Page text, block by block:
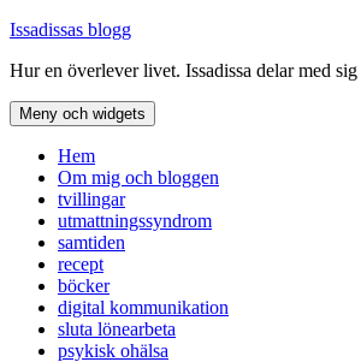
Hoppa
innehåll
Issadissas blogg
Hur en överlever livet. Issadissa delar med
Meny och widgets
Hem
Om mig och bloggen
tvillingar
utmattningssyndrom
samtiden
recept
böcker
digital kommunikation
sluta lönearbeta
psykisk ohälsa